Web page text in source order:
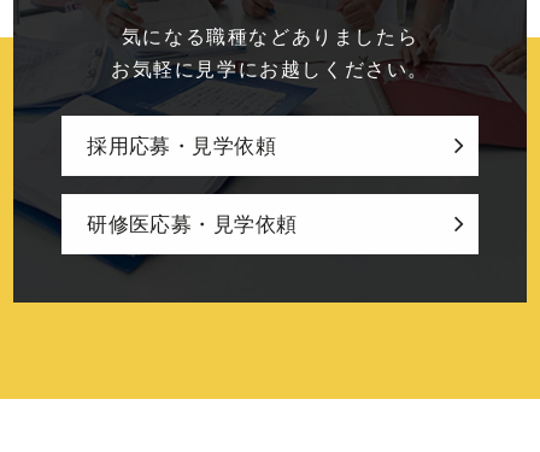
気になる職種などありましたら
お気軽に見学にお越しください。
採用応募・見学依頼
研修医応募・見学依頼